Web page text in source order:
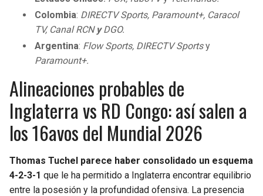
Colombia: DIRECTV Sports, Paramount+, Caracol
TV, Canal RCN yDGO.
Argentina: Flow Sports, DIRECTV Sportsy
Paramount+.
Alineaciones probables de
Inglaterra vs RD Congo: así salen a
los 16avos del Mundial 2026
Thomas Tuchel parece haber consolidado un esquema
4-2-3-1 que le ha permitido a Inglaterra encontrar equilibrio
entre la posesión y la profundidad ofensiva. La presencia